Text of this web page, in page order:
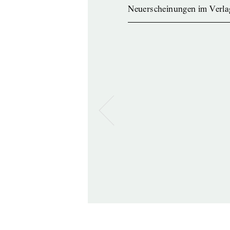
Neuerscheinungen im